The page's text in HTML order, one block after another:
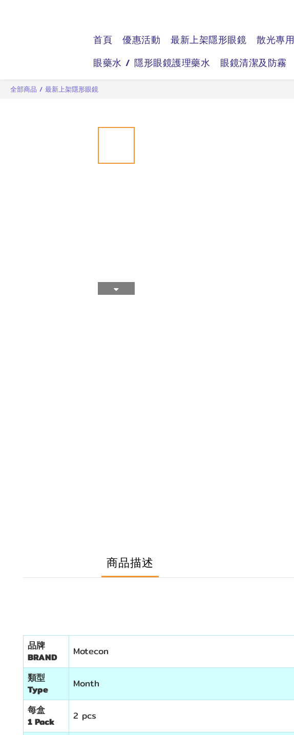
首頁 優惠活動 最新上架隱形眼鏡 散光專用
眼藥水 / 隱形眼鏡護理藥水
眼鏡清潔及防霧
全部商品 / 最新上架隱形眼鏡
商品描述
品牌
BRAND
Motecon
類型
Type
Month
每盒
1 Pack
2 pcs